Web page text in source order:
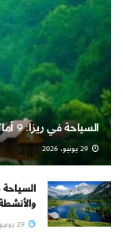
السياحة في ريزا: 9 أماكن ساحرة لا تفوتك في شمال تركيا